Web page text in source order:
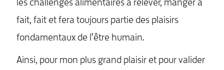
MENU
les challenges alimentaires à relever, manger a
fait, fait et fera toujours partie des plaisirs
fondamentaux de l’être humain.
Ainsi, pour mon plus grand plaisir et pour valider